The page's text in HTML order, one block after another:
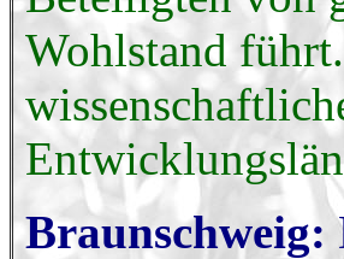
Wohlstand
Braunschweig: